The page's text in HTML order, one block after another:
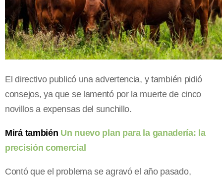
El directivo publicó una advertencia, y también pidió
consejos, ya que se lamentó por la muerte de cinco
novillos a expensas del sunchillo.
Mirá también Un nuevo plan para la ganadería: la
precisión comercial
Contó que el problema se agravó el año pasado,